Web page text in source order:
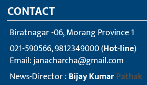
CONTACT
Biratnagar -06, Morang Province 1
021-590566, 9812349000 (Hot-line)
Email:janacharcha@gmail.com
News-Director : Bijay KumarPathak